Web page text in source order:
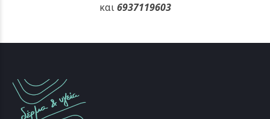
και6937119603